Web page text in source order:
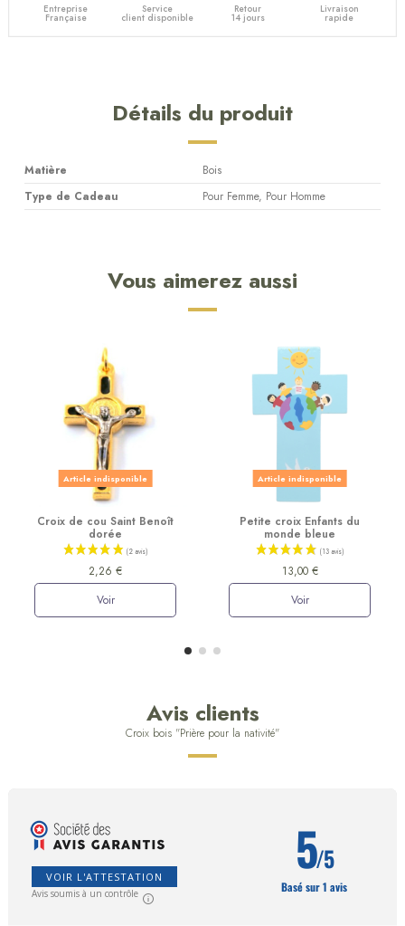
Entreprise
Française
Service
client disponible
Retour
14 jours
Livraison
rapide
Détails du produit
Matière
Bois
Type de Cadeau
Pour Femme, Pour Homme
Vous aimerez aussi
Article indisponible
Croix de cou Saint Benoît
dorée
2,26 €
Voir
Article indisponible
Petite croix Enfants du
monde bleue
13,00 €
Voir
Avis clients
Croix bois "Prière pour la nativité"
VOIR L'ATTESTATION
Avis soumis à un contrôle
5/5
Basé sur 1 avis